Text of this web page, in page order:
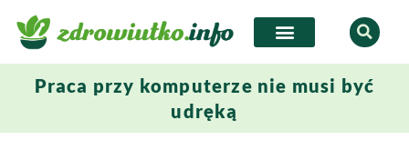
Praca przy komputerze nie musi być
udręką